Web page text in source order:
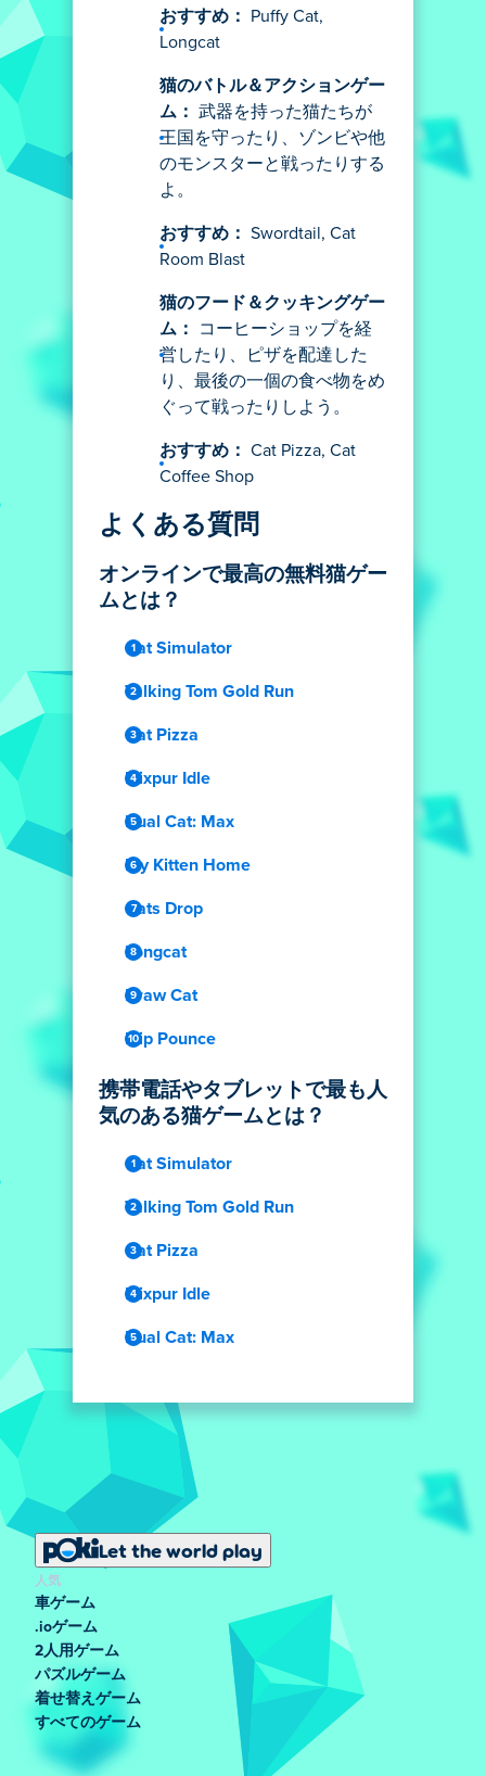
おすすめ：
Puffy Cat,
Longcat
猫のバトル＆アクションゲー
ム：
武器を持った猫たちが
王国を守ったり、ゾンビや他
のモンスターと戦ったりする
よ。
おすすめ：
Swordtail, Cat
Room Blast
猫のフード＆クッキングゲー
ム：
コーヒーショップを経
営したり、ピザを配達した
り、最後の一個の食べ物をめ
ぐって戦ったりしよう。
おすすめ：
Cat Pizza, Cat
Coffee Shop
よくある質問
オンラインで最高の無料猫ゲー
ムとは？
Cat Simulator
Talking Tom Gold Run
Cat Pizza
Elixpur Idle
Dual Cat: Max
My Kitten Home
Cats Drop
Longcat
Draw Cat
Flip Pounce
携帯電話やタブレットで最も人
気のある猫ゲームとは？
Cat Simulator
Talking Tom Gold Run
Cat Pizza
Elixpur Idle
Dual Cat: Max
Let the world play
人気
車ゲーム
.ioゲーム
2人用ゲーム
パズルゲーム
着せ替えゲーム
すべてのゲーム